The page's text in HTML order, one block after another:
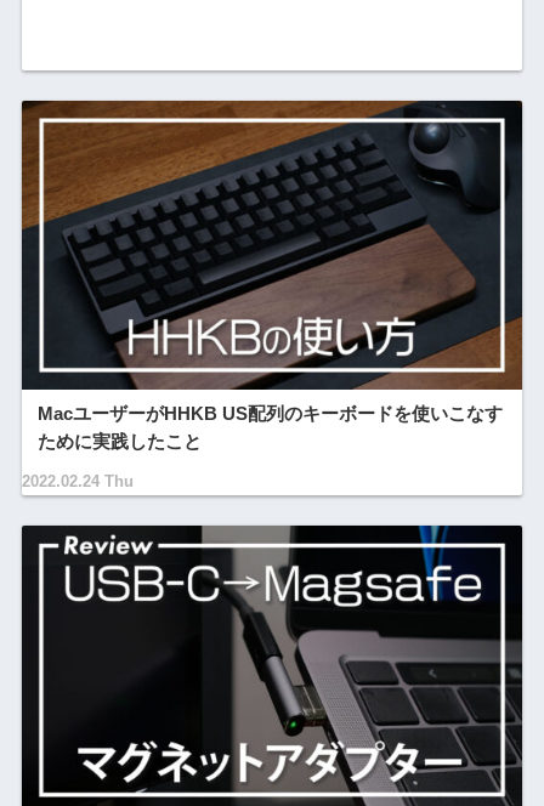
2022.02.24 Thu
MacユーザーがHHKB US配列のキーボードを使いこなす
ために実践したこと